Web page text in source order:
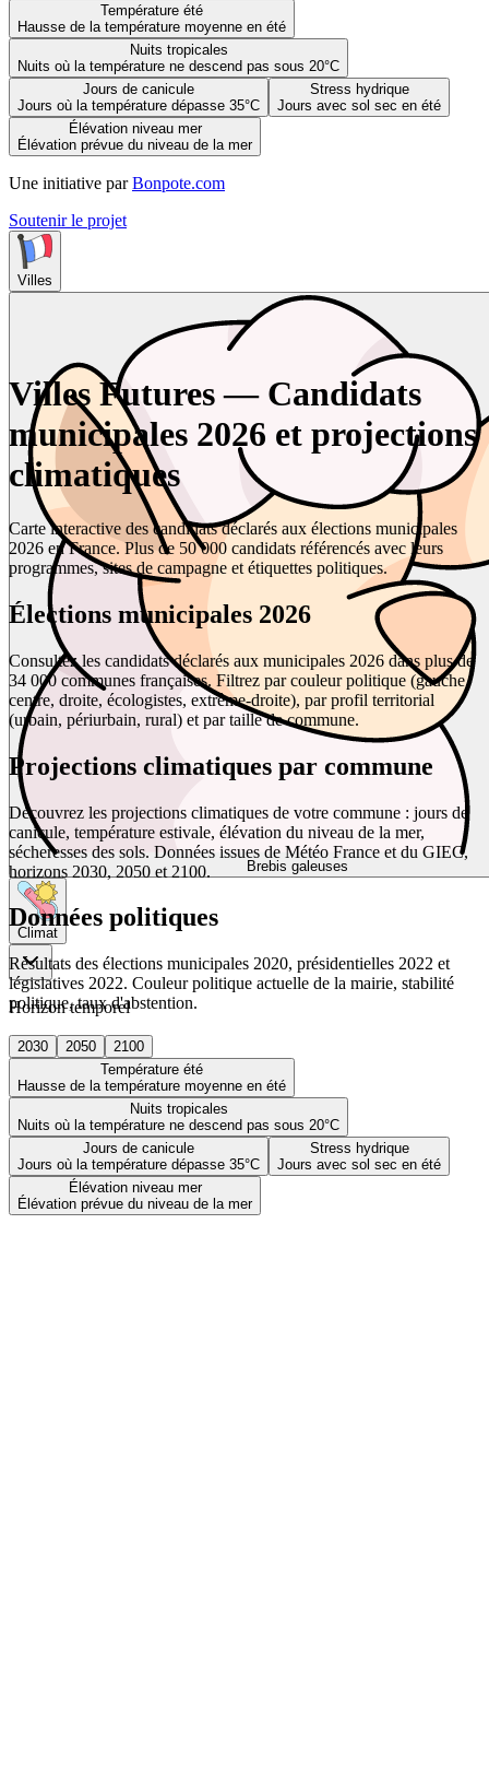
Température été
Hausse de la température moyenne en été
Nuits tropicales
Nuits où la température ne descend pas sous 20°C
Jours de canicule
Jours où la température dépasse 35°C
Stress hydrique
Jours avec sol sec en été
Élévation niveau mer
Élévation prévue du niveau de la mer
Une initiative par Bonpote.com
Soutenir le projet
Villes
Brebis galeuses
Climat
Horizon temporel
2030 2050
2100
Température été
Hausse de la température moyenne en été
Nuits tropicales
Nuits où la température ne descend pas sous 20°C
Jours de canicule
Jours où la température dépasse 35°C
Stress hydrique
Jours avec sol sec en été
Élévation niveau mer
Élévation prévue du niveau de la mer
Villes Futures — Candidats
municipales 2026 et projections
climatiques
Carte interactive des candidats déclarés aux élections municipales
2026 en France. Plus de 50 000 candidats référencés avec leurs
programmes, sites de campagne et étiquettes politiques.
Élections municipales 2026
Consultez les candidats déclarés aux municipales 2026 dans plus de
34 000 communes françaises. Filtrez par couleur politique (gauche,
centre, droite, écologistes, extrême-droite), par profil territorial
(urbain, périurbain, rural) et par taille de commune.
Projections climatiques par commune
Découvrez les projections climatiques de votre commune : jours de
canicule, température estivale, élévation du niveau de la mer,
sécheresses des sols. Données issues de Météo France et du GIEC,
horizons 2030, 2050 et 2100.
Données politiques
Résultats des élections municipales 2020, présidentielles 2022 et
législatives 2022. Couleur politique actuelle de la mairie, stabilité
politique, taux d'abstention.